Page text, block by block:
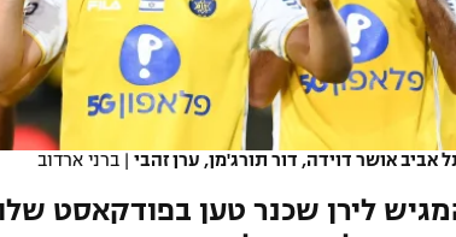
אביב אושר דוידה, דור תורג'מן, ערן זהבי | ברני ארדוב
לירן שכנר טען בפודקאסט